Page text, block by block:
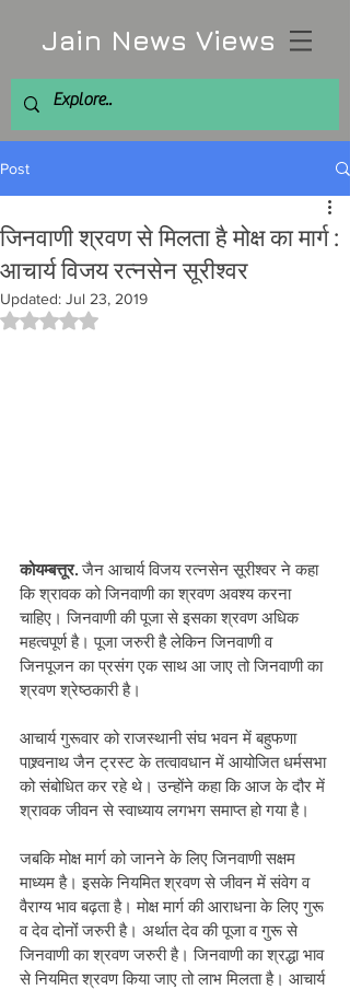
Jain News Views
Post
जिनवाणी श्रवण से मिलता है मोक्ष का मार्ग :
आचार्य विजय रत्नसेन सूरीश्वर
Updated: Jul 23, 2019
Rated NaN out of 5 stars.
कोयम्बत्तूर. जैन आचार्य विजय रत्नसेन सूरीश्वर ने कहा
कि श्रावक को जिनवाणी का श्रवण अवश्य करना
चाहिए। जिनवाणी की पूजा से इसका श्रवण अधिक
महत्वपूर्ण है। पूजा जरुरी है लेकिन जिनवाणी व
जिनपूजन का प्रसंग एक साथ आ जाए तो जिनवाणी का
श्रवण श्रेष्ठकारी है।
आचार्य गुरूवार को राजस्थानी संघ भवन में बहुफणा
पाश्र्वनाथ जैन ट्रस्ट के तत्वावधान में आयोजित धर्मसभा
को संबोधित कर रहे थे। उन्होंने कहा कि आज के दौर में
श्रावक जीवन से स्वाध्याय लगभग समाप्त हो गया है।
जबकि मोक्ष मार्ग को जानने के लिए जिनवाणी सक्षम
माध्यम है। इसके नियमित श्रवण से जीवन में संवेग व
वैराग्य भाव बढ़ता है। मोक्ष मार्ग की आराधना के लिए गुरू
व देव दोनोंं जरुरी है। अर्थात देव की पूजा व गुरू से
जिनवाणी का श्रवण जरुरी है। जिनवाणी का श्रद्धा भाव
से नियमित श्रवण किया जाए तो लाभ मिलता है। आचार्य